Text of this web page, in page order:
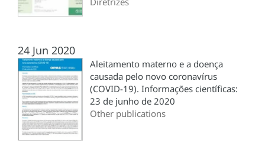
24 Jun 2020
Aleitamento materno e a doença
causada pelo novo coronavírus
(COVID-19). Informações científicas:
23 de junho de 2020
Other publications